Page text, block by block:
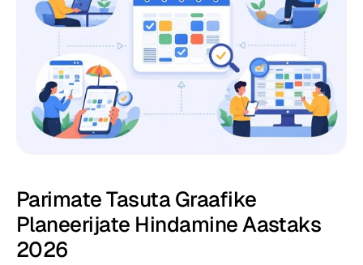
Parimate Tasuta Graafike
Planeerijate Hindamine Aastaks
2026